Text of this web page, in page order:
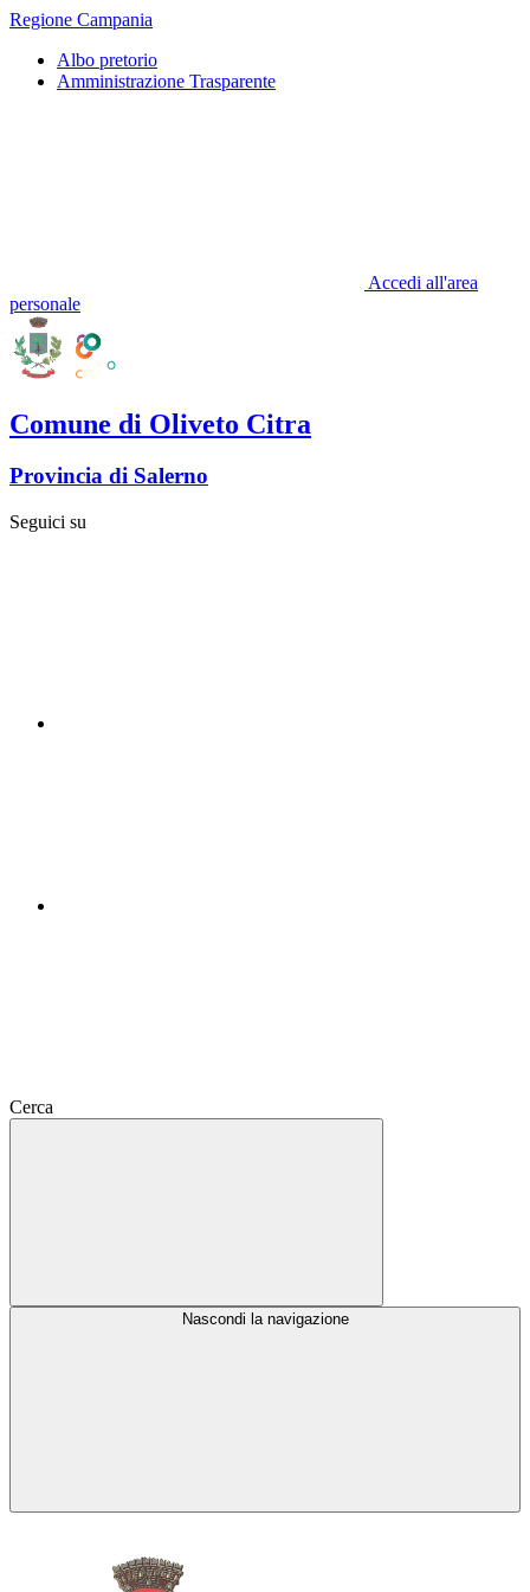
Regione Campania
Albo pretorio
Amministrazione Trasparente
Accedi all'area
personale
Comune di Oliveto Citra
Provincia di Salerno
Seguici su
Cerca
Nascondi la navigazione